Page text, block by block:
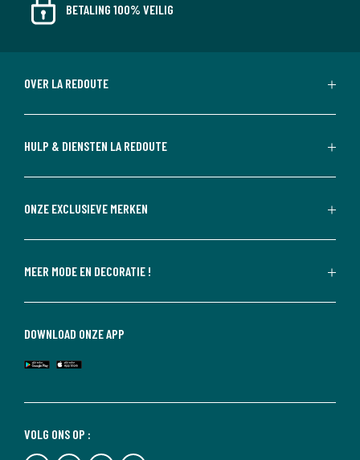
BETALING 100% VEILIG
OVER LA REDOUTE
HULP & DIENSTEN LA REDOUTE
ONZE EXCLUSIEVE MERKEN
MEER MODE EN DECORATIE !
VOLG ONS OP :
DOWNLOAD ONZE APP